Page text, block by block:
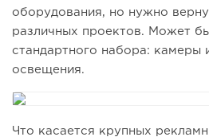
оборудования, но нужно
различных проектов. Может
стандартного набора: камеры
освещения.
Что касается крупных